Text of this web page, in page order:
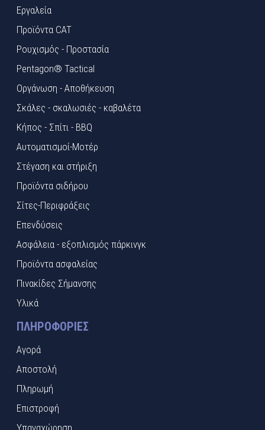
Εργαλεία
Προϊόντα CAT
Ρουχισμός - Προστασία
Pentagon® Tactical
Οργάνωση - Αποθήκευση
Σκάλες - σκαλωσιές - καβαλέτα
Κήπος - Σπίτι - BBQ
Αυτοματισμοί-Μοτέρ
Στέγαση και στήριξη
Προϊόντα σιδήρου
Σίτες-Περιφράξεις
Επενδύσεις
Ασφάλεια - εξοπλισμός πάρκινγκ
Προϊόντα ασφαλείας
Πινακίδες Σήμανσης
Υλικά
ΠΛΗΡΟΦΟΡΊΕΣ
Αγορά
Αποστολή
Πληρωμή
Επιστροφή
Υπαναχώρηση